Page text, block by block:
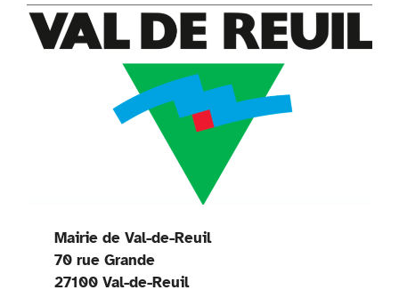
Mairie de Val-de-Reuil
70 rue Grande
27100 Val-de-Reuil